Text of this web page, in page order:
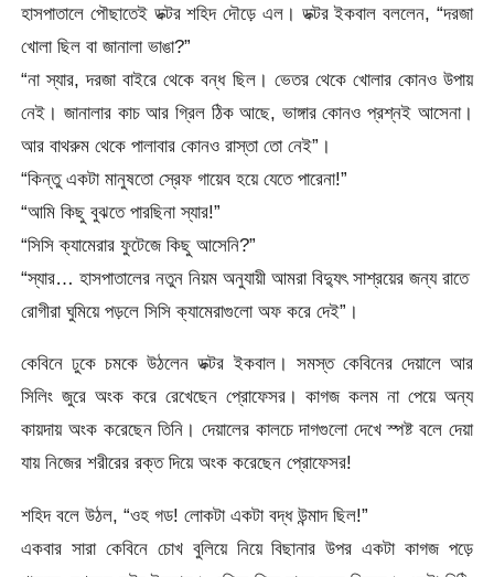
হাসপাতালে পৌছাতেই ডক্টর শহিদ দৌড়ে এল। ডক্টর ইকবাল বললেন, “দরজা
খোলা ছিল বা জানালা ভাঙা?”
“না স্যার, দরজা বাইরে থেকে বন্ধ ছিল। ভেতর থেকে খোলার কোনও উপায়
নেই। জানালার কাচ আর গ্রিল ঠিক আছে, ভাঙ্গার কোনও প্রশ্নই আসেনা।
আর বাথরুম থেকে পালাবার কোনও রাস্তা তো নেই”।
“কিন্তু একটা মানুষতো স্রেফ গায়েব হয়ে যেতে পারেনা!”
“আমি কিছু বুঝতে পারছিনা স্যার!”
“সিসি ক্যামেরার ফুটেজে কিছু আসেনি?”
“স্যার… হাসপাতালের নতুন নিয়ম অনুযায়ী আমরা বিদ্যুৎ সাশ্রয়ের জন্য রাতে
রোগীরা ঘুমিয়ে পড়লে সিসি ক্যামেরাগুলো অফ করে দেই”।
কেবিনে ঢুকে চমকে উঠলেন ডক্টর ইকবাল। সমস্ত কেবিনের দেয়ালে আর
সিলিং জুরে অংক করে রেখেছেন প্রোফেসর। কাগজ কলম না পেয়ে অন্য
কায়দায় অংক করেছেন তিনি। দেয়ালের কালচে দাগগুলো দেখে স্পষ্ট বলে দেয়া
যায় নিজের শরীরের রক্ত দিয়ে অংক করেছেন প্রোফেসর!
শহিদ বলে উঠল, “ওহ গড! লোকটা একটা বদ্ধ উন্মাদ ছিল!”
একবার সারা কেবিনে চোখ বুলিয়ে নিয়ে বিছানার উপর একটা কাগজ পড়ে